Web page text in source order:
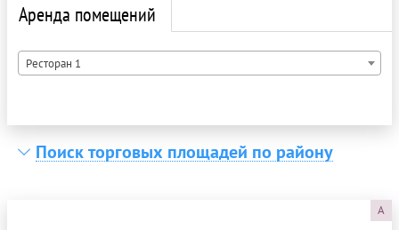
Аренда помещений
Ресторан 1
Поиск торговых площадей по району
A